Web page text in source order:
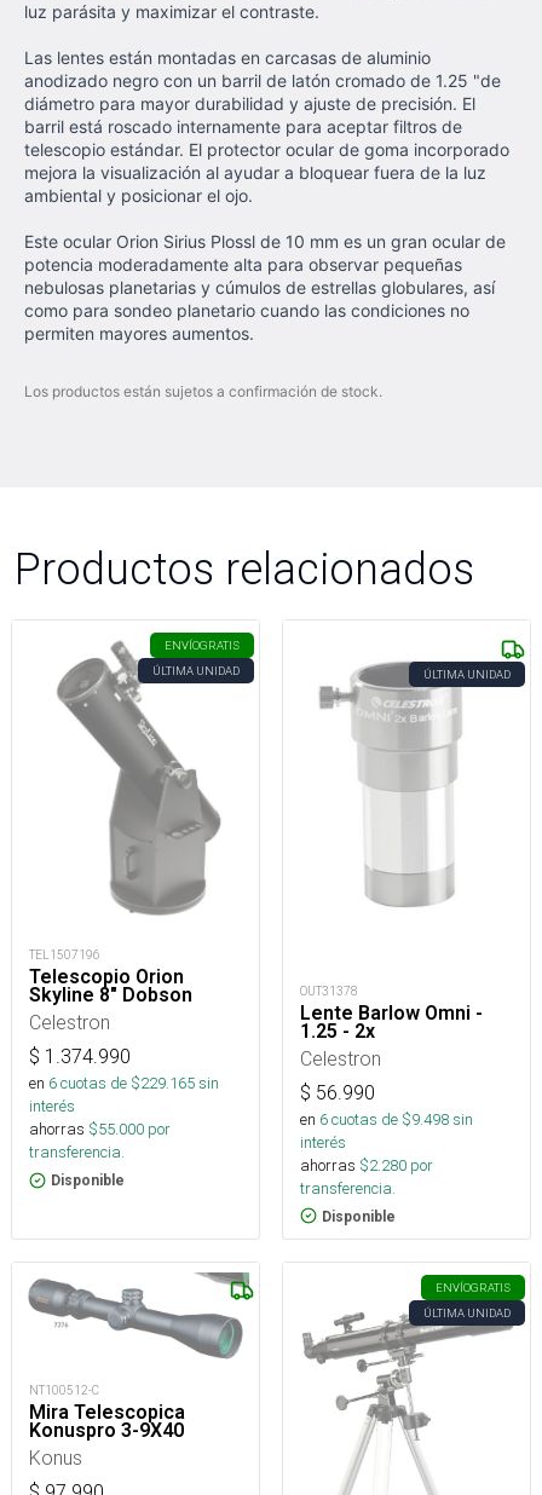
luz parásita y maximizar el contraste.
Las lentes están montadas en carcasas de aluminio
anodizado negro con un barril de latón cromado de 1.25 "de
diámetro para mayor durabilidad y ajuste de precisión. El
barril está roscado internamente para aceptar filtros de
telescopio estándar. El protector ocular de goma incorporado
mejora la visualización al ayudar a bloquear fuera de la luz
ambiental y posicionar el ojo.
Este ocular Orion Sirius Plossl de 10 mm es un gran ocular de
potencia moderadamente alta para observar pequeñas
nebulosas planetarias y cúmulos de estrellas globulares, así
como para sondeo planetario cuando las condiciones no
permiten mayores aumentos.
Los productos están sujetos a confirmación de stock.
Productos relacionados
ENVÍOGRATIS
ÚLTIMA UNIDAD
TEL1507196
Telescopio Orion
Skyline 8″ Dobson
Celestron
$ 1.374.990
en 6cuotas de $229.165sin
interés
ahorras $55.000 por
transferencia.
Disponible
ÚLTIMA UNIDAD
OUT31378
Lente Barlow Omni -
1.25 - 2x
Celestron
$ 56.990
en 6cuotas de $9.498sin
interés
ahorras $2.280 por
transferencia.
Disponible
NT100512-C
Mira Telescopica
Konuspro 3-9X40
Konus
ENVÍOGRATIS
ÚLTIMA UNIDAD